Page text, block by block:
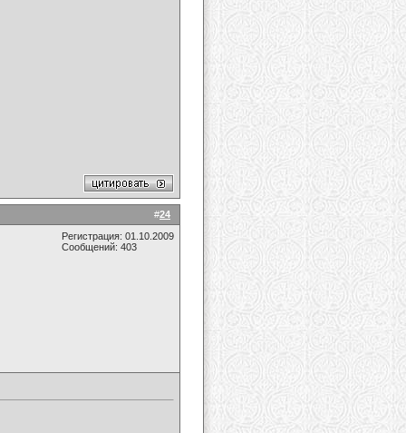
#24
Регистрация: 01.10.2009
Сообщений: 403